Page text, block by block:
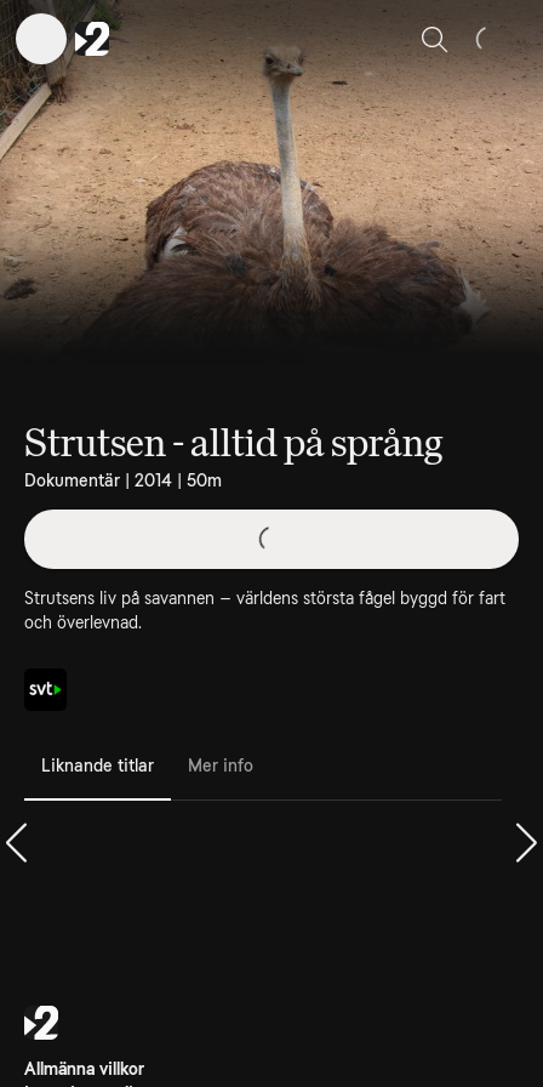
Sök
Strutsen - alltid på språng
Dokumentär | 2014 | 50m
Strutsens liv på savannen – världens största fågel byggd för fart
och överlevnad.
Liknande titlar Mer info
Allmänna villkor